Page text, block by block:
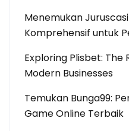
Menemukan
Komprehensif untuk
Exploring Plisbet:
Modern Businesses
Temukan Bunga99:
Game Online Terbaik